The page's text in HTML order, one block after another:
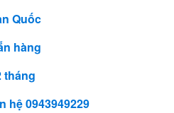
Quốc
hàng
0943949229